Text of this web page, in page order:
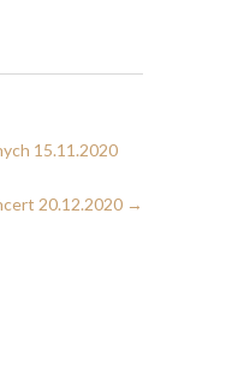
15.11.2020
20.12.2020 →